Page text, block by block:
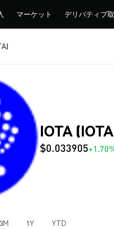
マーケット デリバティブ
IOTA
$0.033905
3M 1Y YTD